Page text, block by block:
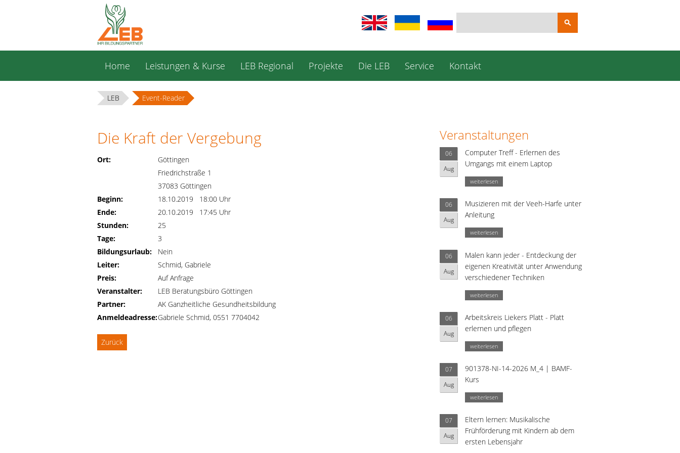
Suchbegriffe
überspringen
Home Leistungen & Kurse LEB Regional Projekte Die LEB Service Kontakt
LEB Event-Reader
Die Kraft der Vergebung
Ort:
Göttingen
Friedrichstraße 1
37083 Göttingen
Beginn:
18.10.2019 18:00 Uhr
Ende:
20.10.2019 17:45 Uhr
Stunden:
25
Tage:
3
Bildungsurlaub:
Nein
Leiter:
Schmid, Gabriele
Preis:
Auf Anfrage
Veranstalter:
LEB Beratungsbüro Göttingen
Partner:
AK Ganzheitliche Gesundheitsbildung
Anmeldeadresse:Gabriele Schmid, 0551 7704042
Zurück
Veranstaltungen
06
Aug
Computer Treff - Erlernen des
Umgangs mit einem Laptop
weiterlesen
06
Aug
Musizieren mit der Veeh-Harfe unter
Anleitung
weiterlesen
06
Aug
Malen kann jeder - Entdeckung der
eigenen Kreativität unter Anwendung
verschiedener Techniken
weiterlesen
06
Aug
Arbeitskreis Liekers Platt - Platt
erlernen und pflegen
weiterlesen
07
Aug
901378-NI-14-2026 M_4 | BAMF-
Kurs
weiterlesen
07
Aug
Eltern lernen: Musikalische
Frühförderung mit Kindern ab dem
ersten Lebensjahr